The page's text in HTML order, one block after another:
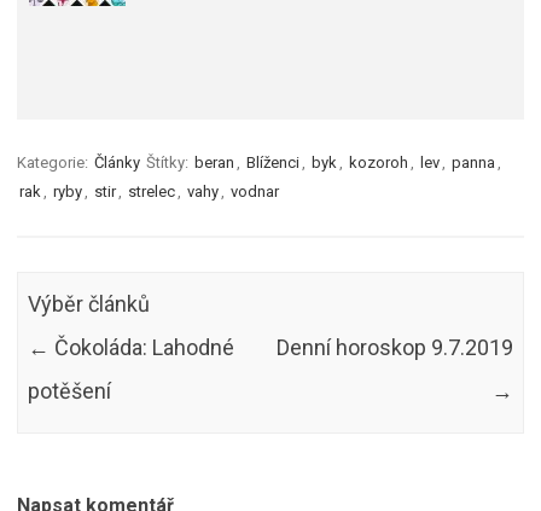
Kategorie: Články Štítky: beran Blíženci byk kozoroh lev panna
rak
ryby stir strelec vahy vodnar
Výběr článků
← Čokoláda: Lahodné
potěšení
Denní horoskop 9.7.2019
→
Napsat komentář